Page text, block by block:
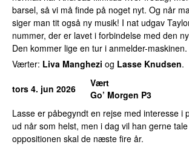
barsel, så vi må finde på noget nyt. Og når
siger man tit også ny musik! I nat udgav
nummer, der er lavet i forbindelse med den
Den kommer lige en tur i anmelder-maskinen.
Værter: Liva Manghezi og Lasse Knudsen.
tors 4. jun 2026
Vært
Go’ Morgen P3
Lasse er påbegyndt en rejse med interesse i
ud når som helst, men i dag vil han gerne
oppositionen skal de næste fire år.